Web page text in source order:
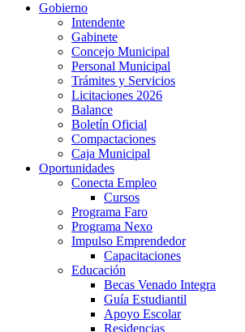
Gobierno
Intendente
Gabinete
Concejo Municipal
Personal Municipal
Trámites y Servicios
Licitaciones 2026
Balance
Boletín Oficial
Compactaciones
Caja Municipal
Oportunidades
Conecta Empleo
Cursos
Programa Faro
Programa Nexo
Impulso Emprendedor
Capacitaciones
Educación
Becas Venado Integra
Guía Estudiantil
Apoyo Escolar
Residencias